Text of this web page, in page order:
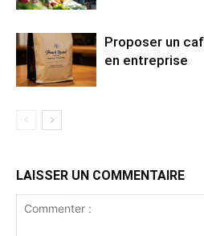
Proposer un
en entreprise
LAISSER UN COMMENTAIRE